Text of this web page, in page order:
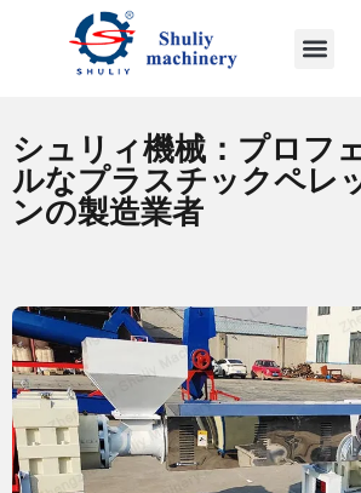
シュリィ機械：プロフ
ルなプラスチックペレ
ンの製造業者